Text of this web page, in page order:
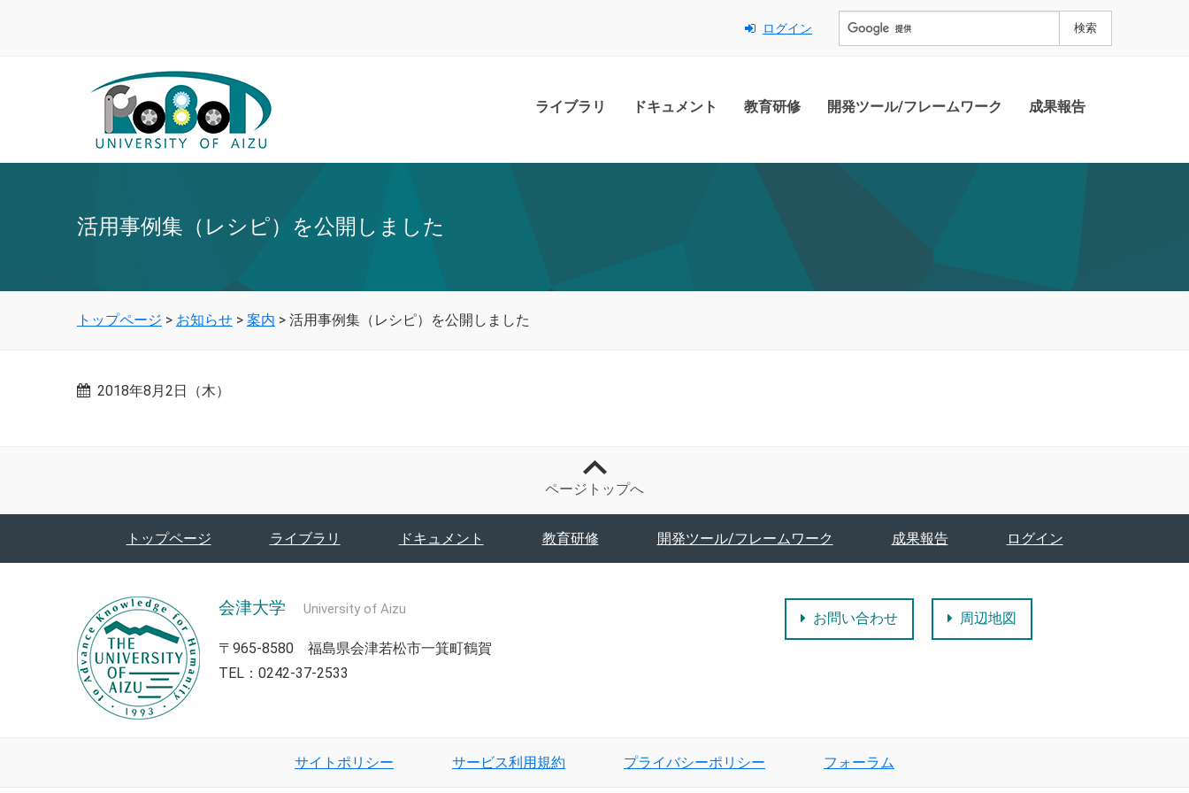
ログイン
ライブラリ ドキュメント 教育研修 開発ツール/フレームワーク 成果報告
活用事例集（レシピ）を公開しました
トップページ > お知らせ > 案内 > 活用事例集（レシピ）を公開しました
2018年8月2日（木）
ページトップへ
トップページ ライブラリ ドキュメント 教育研修 開発ツール/フレームワーク 成果報告 ログイン
会津大学 University of Aizu
〒965-8580 福島県会津若松市一箕町鶴賀
TEL：0242-37-2533
お問い合わせ 周辺地図
サイトポリシー サービス利用規約 プライバシーポリシー フォーラム